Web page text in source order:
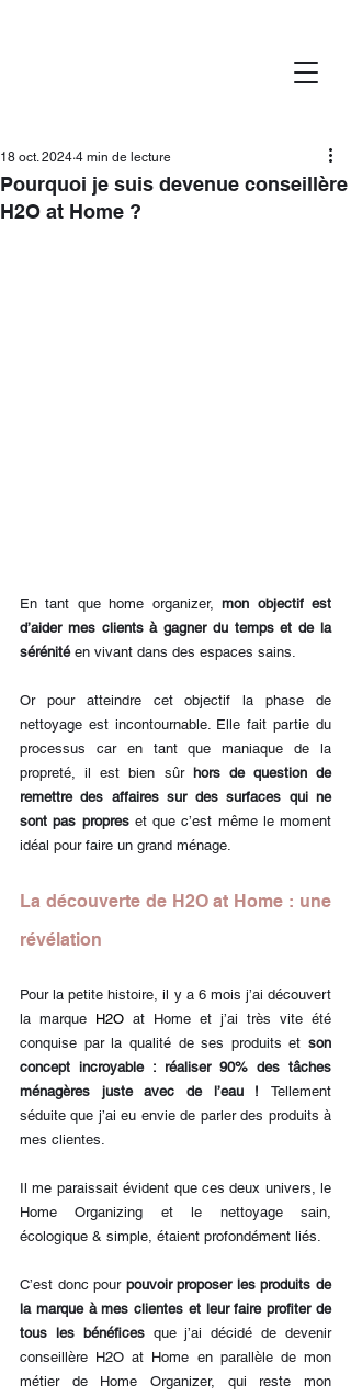
Pourquoi je suis devenue conseillère
H2O at Home ?
18 oct. 2024 4 min de lecture
En tant que home organizer, mon objectif est
d’aider mes clients à gagner du temps et de la
sérénité en vivant dans des espaces sains.
Or pour atteindre cet objectif la phase de
nettoyage est incontournable. Elle fait partie du
processus car en tant que maniaque de la
propreté, il est bien sûr hors de question de
remettre des affaires sur des surfaces qui ne
sont pas propres et que c’est même le moment
idéal pour faire un grand ménage.
La découverte de H2O at Home : une
révélation
Pour la petite histoire, il y a 6 mois j’ai découvert
la marque H2O at Home et j’ai très vite été
conquise par la qualité de ses produits et son
concept incroyable : réaliser 90% des tâches
ménagères juste avec de l’eau ! Tellement
séduite que j’ai eu envie de parler des produits à
mes clientes.
Il me paraissait évident que ces deux univers, le
Home Organizing et le nettoyage sain,
écologique & simple, étaient profondément liés.
C’est donc pour pouvoir proposer les produits de
la marque à mes clientes et leur faire profiter de
tous les bénéfices que j’ai décidé de devenir
conseillère H2O at Home en parallèle de mon
métier de Home Organizer, qui reste mon